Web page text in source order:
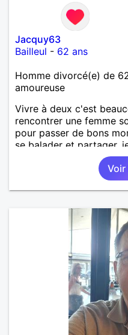
Jacquy63
Bailleul - 62 ans
Homme divorcé(e) de
amoureuse
Vivre à deux c'est
rencontrer une femme
pour passer de bons
se balader et partager,
complicité. J'aime
randonnée pour se
et finalement prendre
de tout dire en
d'informations. A bientôt